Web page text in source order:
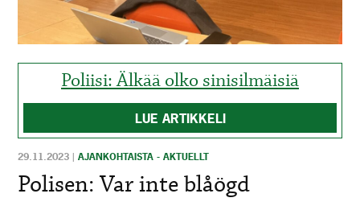
Poliisi: Älkää olko sinisilmäisiä
LUE ARTIKKELI
29.11.2023 |AJANKOHTAISTA - AKTUELLT
Polisen: Var inte blåögd